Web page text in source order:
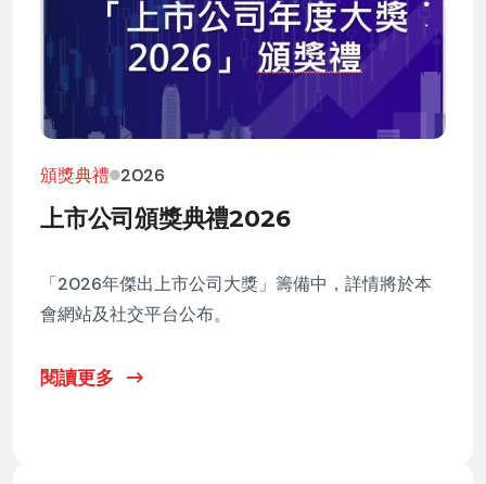
頒獎典禮 2026
上市公司頒獎典禮2026
「2026年傑出上市公司大獎」籌備中，詳情將於本
會網站及社交平台公布。
閱讀更多